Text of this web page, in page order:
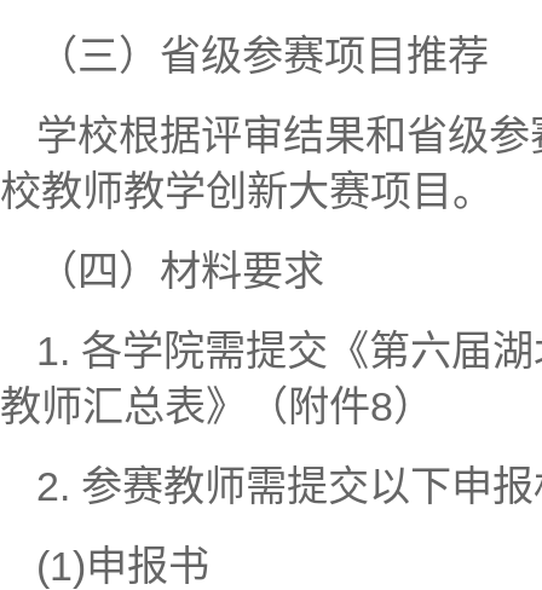
（三）省级参赛项目推荐
学校根据评审结果和省级
校教师教学创新大赛项目。
（四）材料要求
1. 各学院需提交《第六届
教师汇总表》（附件8）
2. 参赛教师需提交以下申
(1)申报书